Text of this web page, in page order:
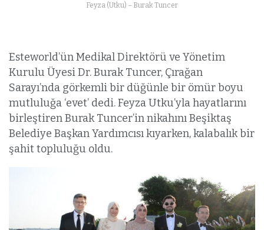
Feyza (Utku) – Burak Tuncer
Esteworld’ün Medikal Direktörü ve Yönetim
Kurulu Üyesi Dr. Burak Tuncer, Çırağan
Sarayı’nda görkemli bir düğünle bir ömür boyu
mutluluğa ‘evet’ dedi. Feyza Utku’yla hayatlarını
birleştiren Burak Tuncer’in nikahını Beşiktaş
Belediye Başkan Yardımcısı kıyarken, kalabalık bir
şahit topluluğu oldu.